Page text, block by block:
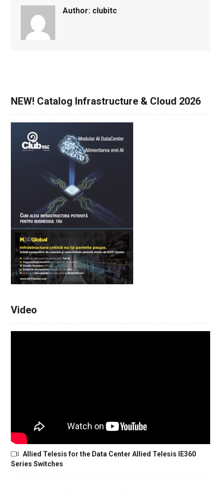
Author: clubitc
NEW! Catalog Infrastructure & Cloud 2026
Video
Allied Telesis for the Data Center Allied Telesis IE360
Series Switches